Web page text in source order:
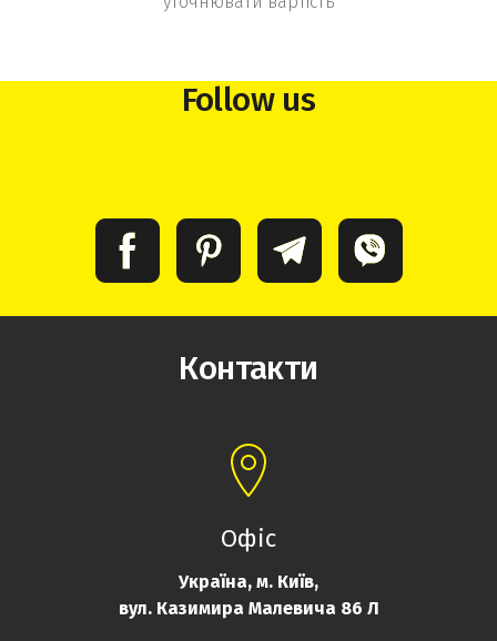
Follow us
Контакти
Офіс
Україна, м. Київ,
вул. Казимира Малевича 86 Л